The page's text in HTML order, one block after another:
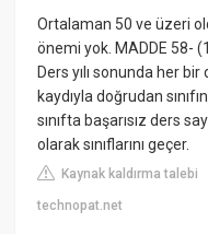
Ortalaman 50 ve üzeri
önemi yok. MADDE 58-
Ders yılı sonunda her
kaydıyla doğrudan
sınıfta başarısız ders
olarak sınıflarını geçer.
Kaynak kaldırma talebi
technopat.net